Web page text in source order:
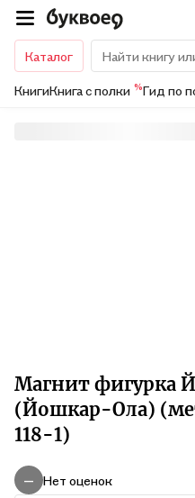
Каталог
КнигиКнига с полки %Гид по
Магнит фигурка
(Йошкар-Ола)
118-1)
— Нет оценок